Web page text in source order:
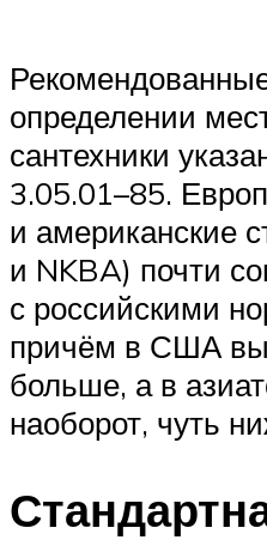
определении
сантехники
3.05.01–85.
и американские
и NKBA) почти
с российскими
причём в США
больше, а в
наоборот, чуть